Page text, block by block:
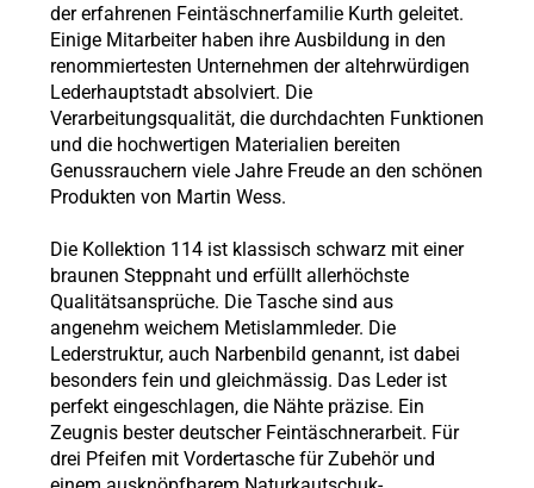
der erfahrenen Feintäschnerfamilie Kurth geleitet.
Einige Mitarbeiter haben ihre Ausbildung in den
renommiertesten Unternehmen der altehrwürdigen
Lederhauptstadt absolviert. Die
Verarbeitungsqualität, die durchdachten Funktionen
und die hochwertigen Materialien bereiten
Genussrauchern viele Jahre Freude an den schönen
Produkten von Martin Wess.
Die Kollektion 114 ist klassisch schwarz mit einer
braunen Steppnaht und erfüllt allerhöchste
Qualitätsansprüche. Die Tasche sind aus
angenehm weichem Metislammleder. Die
Lederstruktur, auch Narbenbild genannt, ist dabei
besonders fein und gleichmässig. Das Leder ist
perfekt eingeschlagen, die Nähte präzise. Ein
Zeugnis bester deutscher Feintäschnerarbeit. Für
drei Pfeifen mit Vordertasche für Zubehör und